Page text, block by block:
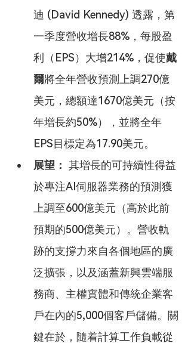
迪 (David Kennedy) 透露，第
一季度營收增長88%，每股盈
利（EPS）大增214%，促使戴
爾將全年營收預測上調270億
美元，總額達1670億美元（按
年增長約50%），並將全年
EPS目標定為17.90美元。
展望： 其增長的可持續性得益
於專注AI伺服器業務的預測獲
上調至600億美元（高於此前
預期的500億美元）。營收軌
跡的支撐力來自各個地區的廣
泛擴張，以及涵蓋新興雲端服
務商、主權實體和傳統企業客
戶在內的5,000個客戶儲備。關
鍵在於，隨着計算工作負載從